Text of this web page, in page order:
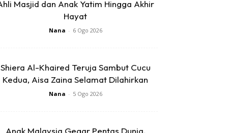
Masjid dan Anak Yatim Hingga Akhir
Hayat
Nana - 6 Ogo 2026
Shiera Al-Khaired Teruja Sambut Cucu
Kedua, Aisa Zaina Selamat Dilahirkan
Nana - 5 Ogo 2026